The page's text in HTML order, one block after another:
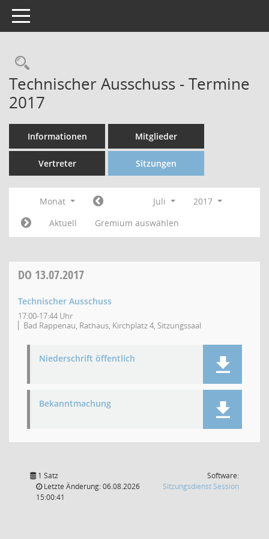
Toggle navigation
Technischer Ausschuss - Termine
2017
Informationen Mitglieder
Vertreter Sitzungen
Monat Juli
2017
Aktuell
Gremium auswählen
DO 13.07.2017
Technischer Ausschuss
17:00-17:44 Uhr
Bad Rappenau, Rathaus, Kirchplatz 4, Sitzungssaal
Niederschrift öffentlich
Bekanntmachung
1 Satz
Letzte Änderung: 06.08.2026
15:00:41
Software:
Sitzungsdienst Session(Wird in